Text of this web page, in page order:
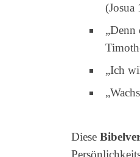
(Josua
„Denn
„Ich
Diese